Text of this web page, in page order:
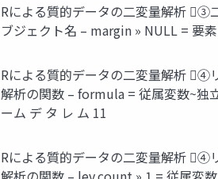
Rによる質的データの二変量解析 ③
ブジェクト名 – margin » NULL = 要
Rによる質的データの二変量解析
解析の関数 – formula = 従属変数~独
ーム デ タ レ ム 11
Rによる質的データの二変量解析